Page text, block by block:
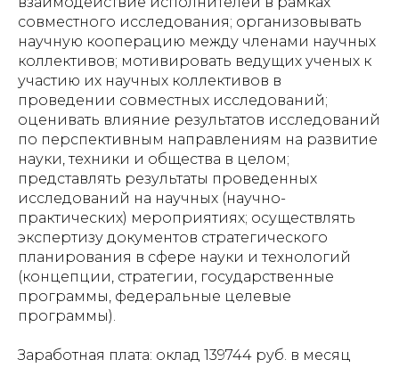
совместного исследования; организовывать
научную кооперацию между членами научных
коллективов; мотивировать ведущих ученых к
участию их научных коллективов в
проведении совместных исследований;
оценивать влияние результатов исследований
по перспективным направлениям на развитие
науки, техники и общества в целом;
представлять результаты проведенных
исследований на научных (научно-
практических) мероприятиях; осуществлять
экспертизу документов стратегического
планирования в сфере науки и технологий
(концепции, стратегии, государственные
программы, федеральные целевые
программы).
Заработная плата: оклад 139744 руб. в месяц